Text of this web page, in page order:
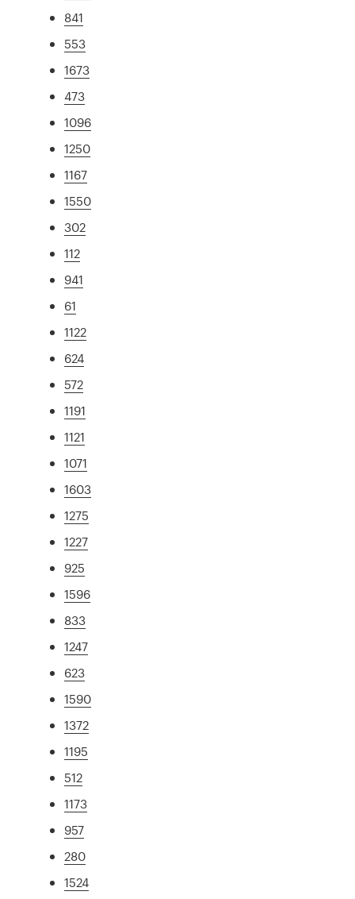
841
553
1673
473
1096
1250
1167
1550
302
112
941
61
1122
624
572
1191
1121
1071
1603
1275
1227
925
1596
833
1247
623
1590
1372
1195
512
1173
957
280
1524